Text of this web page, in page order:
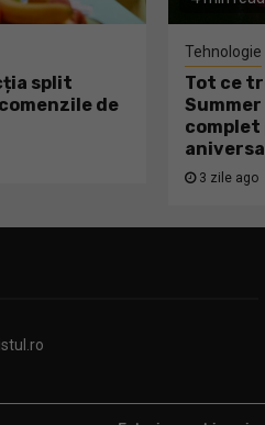
split
de
Tehnologie
Tot ce
Summer
3 zile ago